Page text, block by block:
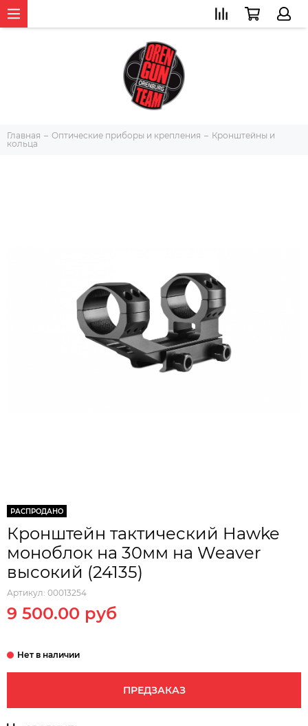
Главная Оптические приборы и крепления
Кронштейны и
кольца
РАСПРОДАНО
Кронштейн тактический Hawke
моноблок на 30мм на Weaver
высокий (24135)
Артикул: 00013254
9 500.00 руб
ПРЕДЗАКАЗ